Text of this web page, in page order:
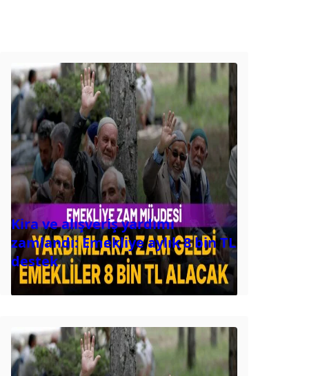
Kira ve alışveriş yardımı
zamlandı: Emekliye aylık 8 bin TL
destek